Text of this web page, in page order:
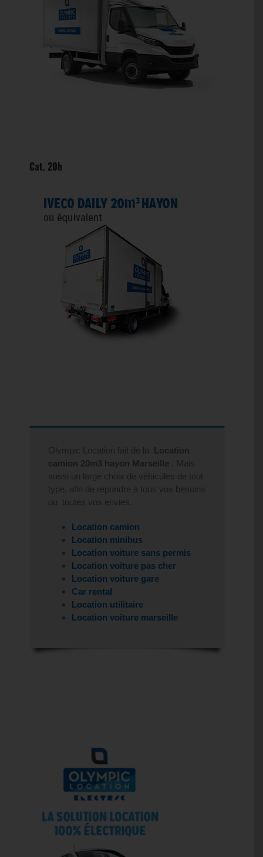
Cat. 20h
Olympic Location fait de la Location
camion 20m3 hayon Marseille . Mais
aussi un large choix de véhicules de tout
type, afin de répondre à tous vos besoins
ou toutes vos envies.
Location camion
Location minibus
Location voiture sans permis
Location voiture pas cher
Location voiture gare
Car rental
Location utilitaire
Location voiture marseille